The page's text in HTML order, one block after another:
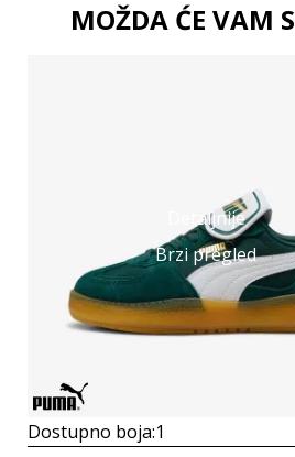
MOŽDA ĆE VAM
Detaljnije
Brzi pregled
Dostupno boja:1